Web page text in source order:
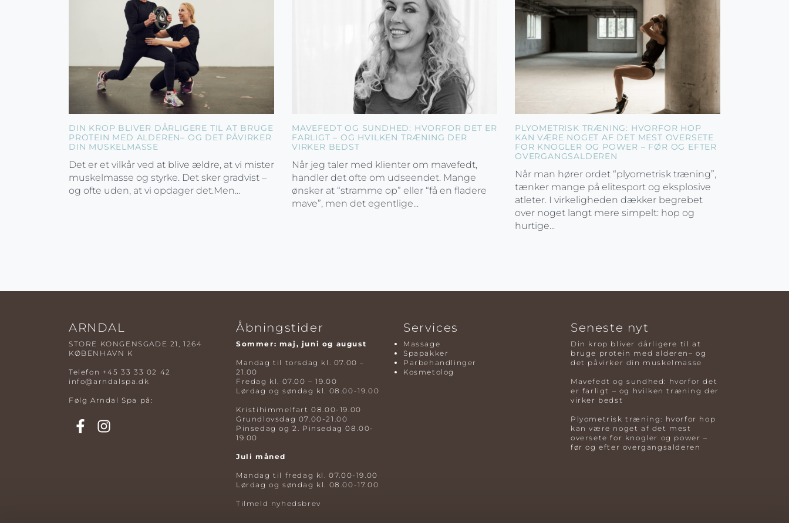
DIN KROP BLIVER DÅRLIGERE TIL AT BRUGE
PROTEIN MED ALDEREN– OG DET PÅVIRKER
DIN MUSKELMASSE
Det er et vilkår ved at blive ældre, at vi mister
muskelmasse og styrke. Det sker gradvist –
og ofte uden, at vi opdager det.Men...
MAVEFEDT OG SUNDHED: HVORFOR DET ER
FARLIGT – OG HVILKEN TRÆNING DER
VIRKER BEDST
Når jeg taler med klienter om mavefedt,
handler det ofte om udseendet. Mange
ønsker at “stramme op” eller “få en fladere
mave”, men det egentlige...
PLYOMETRISK TRÆNING: HVORFOR HOP
KAN VÆRE NOGET AF DET MEST OVERSETE
FOR KNOGLER OG POWER – FØR OG EFTER
OVERGANGSALDEREN
Når man hører ordet “plyometrisk træning”,
tænker mange på elitesport og eksplosive
atleter. I virkeligheden dækker begrebet
over noget langt mere simpelt: hop og
hurtige...
ARNDAL
STORE KONGENSGADE 21, 1264
KØBENHAVN K
Telefon +45 33 33 02 42
info@arndalspa.dk
Følg Arndal Spa på:
Åbningstider
Sommer: maj, juni og august
Mandag til torsdag kl. 07.00 –
21.00
Fredag kl. 07.00 – 19.00
Lørdag og søndag kl. 08.00-19.00
Kristihimmelfart 08.00-19.00
Grundlovsdag 07.00-21.00
Pinsedag og 2. Pinsedag 08.00-
19.00
Juli måned
Mandag til fredag kl. 07.00-19.00
Lørdag og søndag kl. 08.00-17.00
Tilmeld nyhedsbrev
Services
Massage
Spapakker
Parbehandlinger
Kosmetolog
Seneste nyt
Din krop bliver dårligere til at
bruge protein med alderen– og
det påvirker din muskelmasse
Mavefedt og sundhed: hvorfor det
er farligt – og hvilken træning der
virker bedst
Plyometrisk træning: hvorfor hop
kan være noget af det mest
oversete for knogler og power –
før og efter overgangsalderen